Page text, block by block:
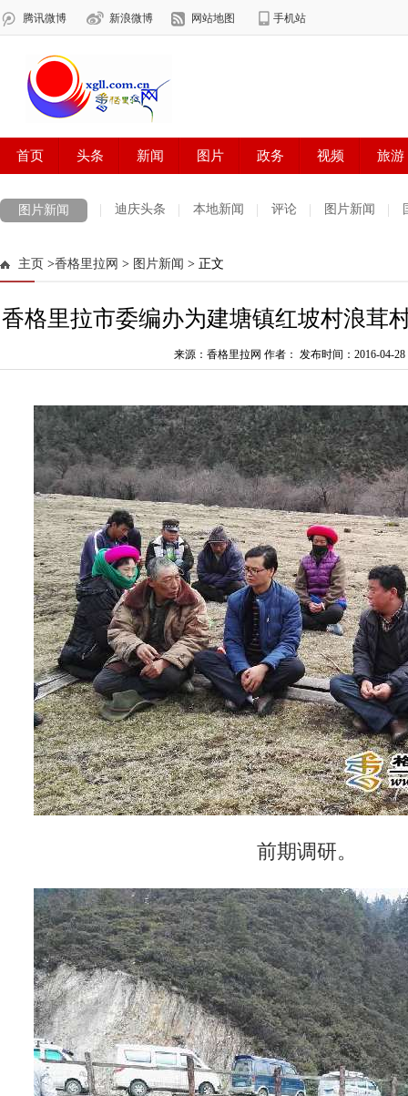
图片新闻 迪庆头条 本地新闻 评论 图片新闻
主页 >香格里拉网 > 图片新闻 > 正文
香格里拉市委编办为建塘镇红坡村浪茸
来源：香格里拉网 作者： 发布时间：2016-04-28
前期调研。